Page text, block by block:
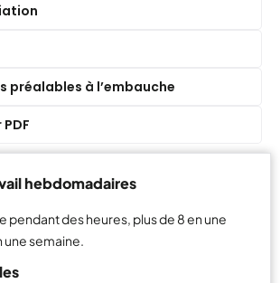
préalables à l’embauche
hebdomadaires
pendant des heures, plus de 8 en une
une semaine.